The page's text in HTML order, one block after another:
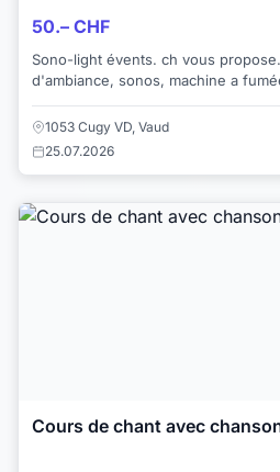
50.– CHF
Sono-light évents. ch vous propose. location de Lumières
d'ambiance, sonos, machine a fumée...etc
1053 Cugy VD, Vaud
25.07.2026
Cours de chant avec